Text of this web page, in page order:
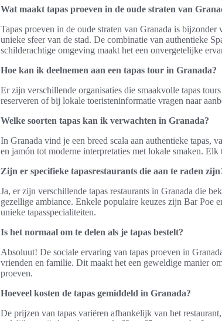
Wat maakt tapas proeven in de oude straten van
Tapas proeven in de oude straten van Granada is
unieke sfeer van de stad. De combinatie van authentieke
schilderachtige omgeving maakt het een onvergetelijke
Hoe kan ik deelnemen aan een tapas tour in Granada?
Er zijn verschillende organisaties die smaakvolle tapas
reserveren of bij lokale toeristeninformatie vragen naar
Welke soorten tapas kan ik verwachten in Granada?
In Granada vind je een breed scala aan authentieke tapas,
en jamón tot moderne interpretaties met lokale smaken.
Zijn er specifieke tapasrestaurants die aan te raden
Ja, er zijn verschillende tapas restaurants in Granada die
gezellige ambiance. Enkele populaire keuzes zijn Bar Poe
unieke tapasspecialiteiten.
Is het normaal om te delen als je tapas bestelt?
Absoluut! De sociale ervaring van tapas proeven in
vrienden en familie. Dit maakt het een geweldige manier
proeven.
Hoeveel kosten de tapas gemiddeld in Granada?
De prijzen van tapas variëren afhankelijk van het